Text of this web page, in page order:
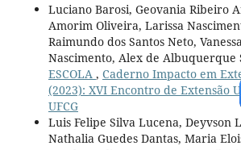
Luciano Barosi, Geovania Ribeiro
Amorim Oliveira, Larissa
Raimundo dos Santos Neto,
Nascimento, Alex de Albuquerque
ESCOLA , Caderno Impacto em
(2023): XVI Encontro de Extensão
UFCG
Luis Felipe Silva Lucena, Deyvson
Nathalia Guedes Dantas, Maria